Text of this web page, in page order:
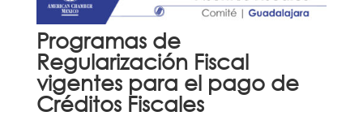
Programas de
Regularización Fiscal
vigentes para el pago de
Créditos Fiscales